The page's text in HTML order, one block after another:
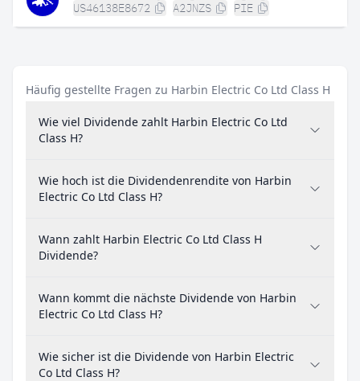
US46138E8672 A2JNZS PIE
Häufig gestellte Fragen zu Harbin Electric Co Ltd Class H
Wie viel Dividende zahlt Harbin Electric Co Ltd
Class H?
Wie hoch ist die Dividendenrendite von Harbin
Electric Co Ltd Class H?
Wann zahlt Harbin Electric Co Ltd Class H
Dividende?
Wann kommt die nächste Dividende von Harbin
Electric Co Ltd Class H?
Wie sicher ist die Dividende von Harbin Electric
Co Ltd Class H?